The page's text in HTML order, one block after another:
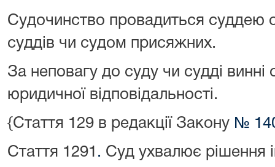
Судочинство провадиться суддею
суддів чи судом присяжних.
За неповагу до суду чи судді
юридичної відповідальності.
{Стаття 129 в редакції Закону №
Стаття 1291 . Суд ухвалює рішення